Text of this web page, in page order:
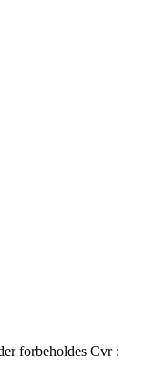
forbeholdes Cvr :